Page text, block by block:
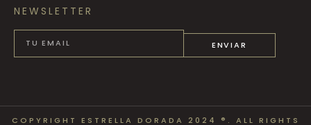
NEWSLETTER
ENVIAR
COPYRIGHT ESTRELLA DORADA 2024 ®. ALL RIGHTS